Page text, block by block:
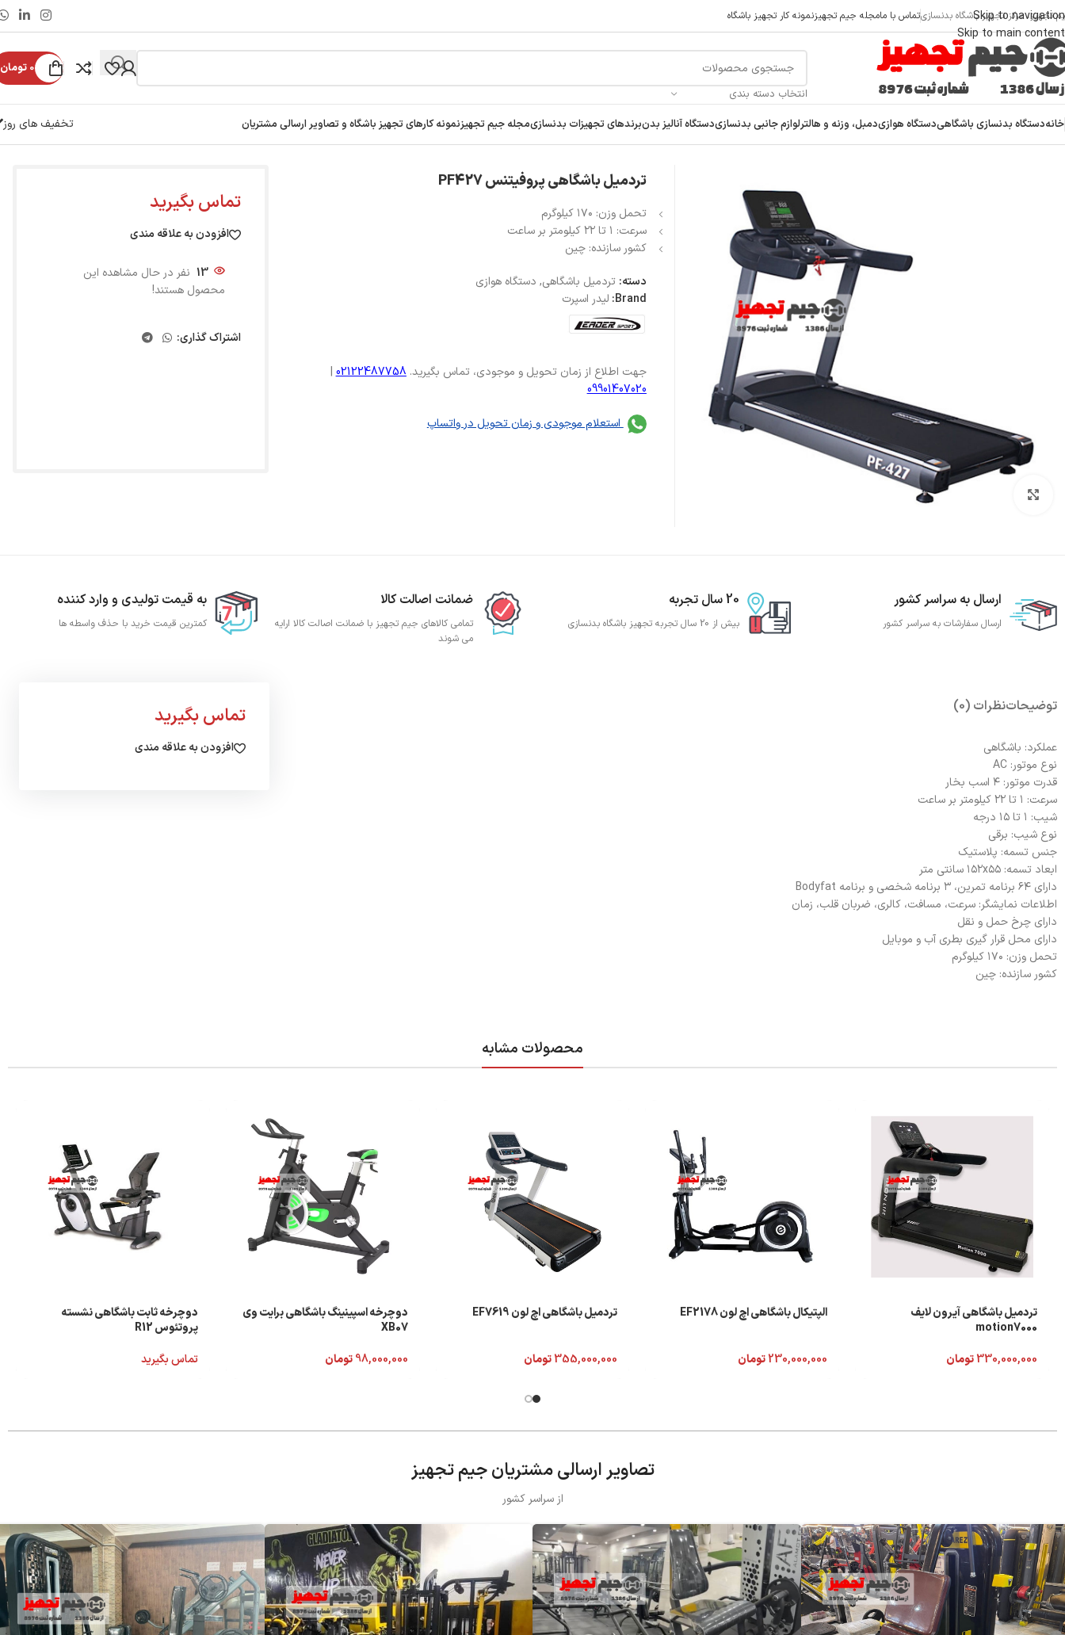
Skip to navigation
Skip to main content
تجهیز، مرکز تجهیز باشگاه بدنسازیتماس با مامجله جیم تجهیزنمونه کار تجهیز باشگاه
انتخاب دسته بندی
0 تومان
خانهدستگاه بدنسازی باشگاهیدستگاه هوازیدمبل، وزنه و هالترلوازم جانبی بدنسازیدستگاه آنالیز بدنبرندهای تجهیزات بدنسازیمجله جیم تجهیزنمونه کارهای تجهیز باشگاه و تصاویر ارسالی مشتریان
تخفیف های روز
بزرگنمایی تصویر
تردمیل باشگاهی پروفیتنس PF427
تحمل وزن: ۱۷۰ کیلوگرم
سرعت: ۱ تا ۲۲ کیلومتر بر ساعت
کشور سازنده: چین
دسته: تردمیل باشگاهی, دستگاه هوازی
Brand: لیدر اسپرت
جهت اطلاع از زمان تحویل و موجودی، تماس بگیرید.02122487758
|
09901407020
استعلام موجودی و زمان تحویل در واتساپ
تماس بگیرید
افزودن به علاقه مندی
13 نفر در حال مشاهده این
محصول هستند!
اشتراک گذاری:
ارسال به سراسر کشور
ارسال سفارشات به سراسر کشور
20 سال تجربه
بیش از 20 سال تجربه تجهیز باشگاه بدنسازی
ضمانت اصالت کالا
تمامی کالاهای جیم تجهیز با ضمانت اصالت کالا ارایه
می شوند
به قیمت تولیدی و وارد کننده
کمترین قیمت خرید با حذف واسطه ها
توضیحاتنظرات (0)
عملکرد: باشگاهی
نوع موتور: AC
قدرت موتور: ۴ اسب بخار
سرعت: ۱ تا ۲۲ کیلومتر بر ساعت
شیب: ۱ تا ۱۵ درجه
نوع شیب: برقی
جنس تسمه: پلاستیک
ابعاد تسمه: ۱۵۲x۵۵ سانتی متر
دارای ۶۴ برنامه تمرین، ۳ برنامه شخصی و برنامه Bodyfat
اطلاعات نمایشگر: سرعت، مسافت، کالری، ضربان قلب، زمان
دارای چرخ حمل و نقل
دارای محل قرار گیری بطری آب و موبایل
تحمل وزن: ۱۷۰ کیلوگرم
کشور سازنده: چین
تماس بگیرید
افزودن به علاقه مندی
محصولات مشابه
تردمیل باشگاهی آیرون لایف
motion7000
330,000,000تومان
الپتیکال باشگاهی اچ لون EF2178
230,000,000تومان
تردمیل باشگاهی اچ لون EF7619
355,000,000تومان
دوچرخه اسپینینگ باشگاهی برایت وی
XB07
98,000,000 تومان
دوچرخه ثابت باشگاهی نشسته
پروتئوس R12
تماس بگیرید
تصاویر ارسالی مشتریان جیم تجهیز
از سراسر کشور